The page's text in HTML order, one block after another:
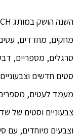
מחקים, מחדדים, עטים
סרגלים, מספריים,
סטים חדשים
מעמד לעטים,
צבעוניים וסטים של
וצבעים מיוחדים, עם